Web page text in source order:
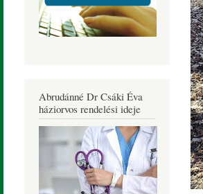
Abrudánné Dr Csáki Éva
háziorvos rendelési ideje